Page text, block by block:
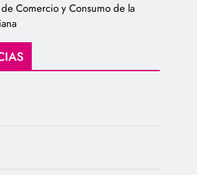
Comercio y Consumo de la